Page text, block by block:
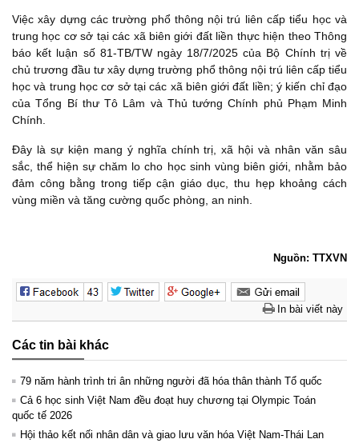
Việc xây dựng các trường phổ thông nội trú liên cấp tiểu học và
trung học cơ sở tại các xã biên giới đất liền thực hiện theo Thông
báo kết luận số 81-TB/TW ngày 18/7/2025 của Bộ Chính trị về
chủ trương đầu tư xây dựng trường phổ thông nội trú liên cấp tiểu
học và trung học cơ sở tại các xã biên giới đất liền; ý kiến chỉ đạo
của Tổng Bí thư Tô Lâm và Thủ tướng Chính phủ Phạm Minh
Chính.
Đây là sự kiện mang ý nghĩa chính trị, xã hội và nhân văn sâu
sắc, thể hiện sự chăm lo cho học sinh vùng biên giới, nhằm bảo
đảm công bằng trong tiếp cận giáo dục, thu hẹp khoảng cách
vùng miền và tăng cường quốc phòng, an ninh.
Nguồn: TTXVN
In bài viết này
Các tin bài khác
79 năm hành trình tri ân những người đã hóa thân thành Tổ quốc
Cả 6 học sinh Việt Nam đều đoạt huy chương tại Olympic Toán
quốc tế 2026
Hội thảo kết nối nhân dân và giao lưu văn hóa Việt Nam-Thái Lan